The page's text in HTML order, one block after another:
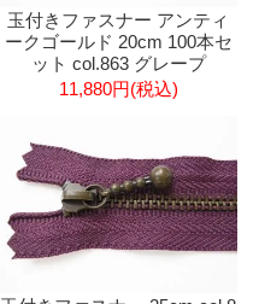
玉付きファスナー アンティ
ークゴールド 20cm 100本セ
ット col.863 グレープ
11,880円(税込)